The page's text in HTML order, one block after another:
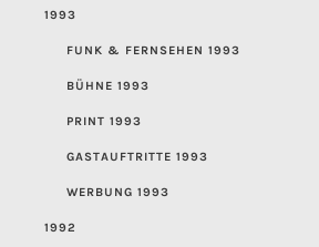
1993
FUNK & FERNSEHEN 1993
BÜHNE 1993
PRINT 1993
GASTAUFTRITTE 1993
WERBUNG 1993
1992